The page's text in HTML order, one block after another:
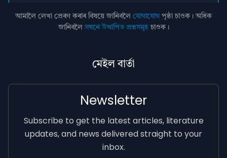
আমালৈ লেখা প্ৰেৰণ কৰাৰ বিষয়ে জানিবলৈ যোগাযোগ পৃষ্ঠা চাওক। অধিক
জানিবলৈসঘনে উত্থাপিত প্ৰশ্নসমূহচাওক।
মেইল বাৰ্তা
Newsletter
Subscribe to get the latest articles, literature
updates, and news delivered straight to your
inbox.